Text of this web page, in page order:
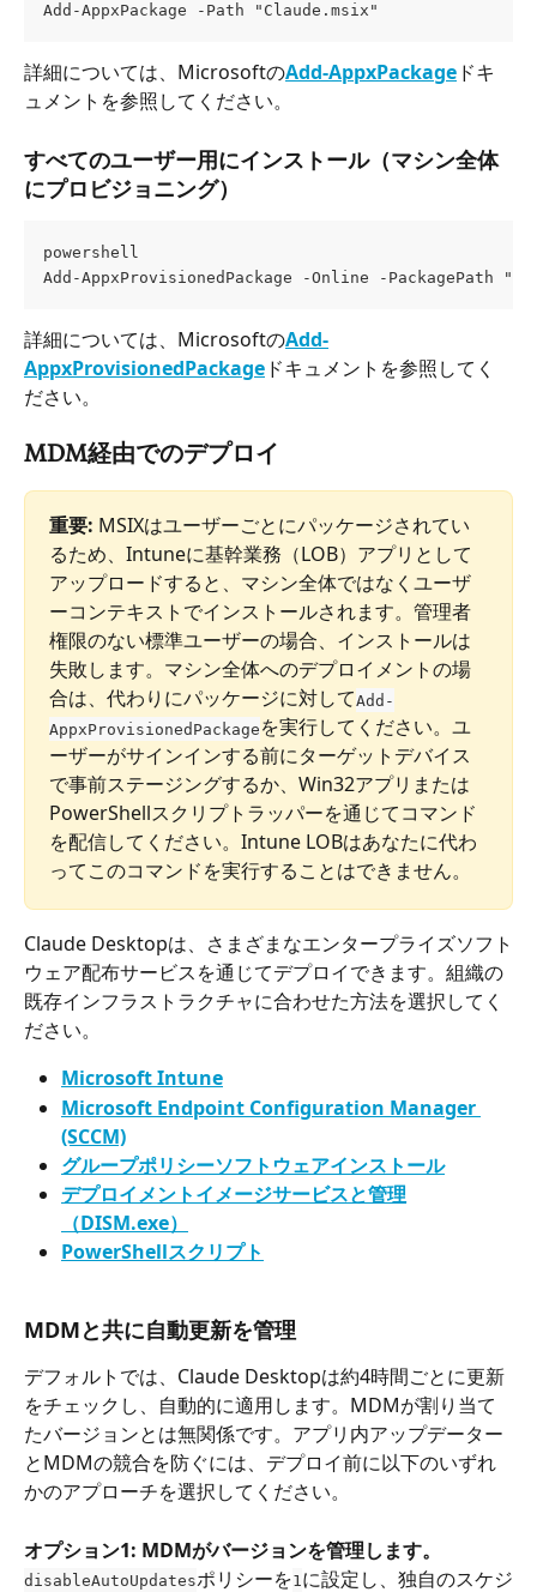
Add-AppxPackage -Path "Claude.msix"
詳細については、MicrosoftのAdd-AppxPackage ドキ
ュメントを参照してください。
すべてのユーザー用にインストール（マシン全体
にプロビジョニング）
powershell
Add-AppxProvisionedPackage -Online -PackagePath
詳細については、MicrosoftのAdd-
AppxProvisionedPackage ドキュメントを参照してく
ださい。
MDM経由でのデプロイ
重要: MSIXはユーザーごとにパッケージされてい
るため、Intuneに基幹業務（LOB）アプリとして
アップロードすると、マシン全体ではなくユーザ
ーコンテキストでインストールされます。管理者
権限のない標準ユーザーの場合、インストールは
失敗します。マシン全体へのデプロイメントの場
合は、代わりにパッケージに対してAdd-
AppxProvisionedPackage を実行してください。ユ
ーザーがサインインする前にターゲットデバイス
で事前ステージングするか、Win32アプリまたは
PowerShellスクリプトラッパーを通じてコマンド
を配信してください。Intune LOBはあなたに代わ
ってこのコマンドを実行することはできません。
Claude Desktopは、さまざまなエンタープライズソフト
ウェア配布サービスを通じてデプロイできます。組織の
既存インフラストラクチャに合わせた方法を選択してく
ださい。
Microsoft Intune
Microsoft Endpoint Configuration Manager
(SCCM)
グループポリシーソフトウェアインストール
デプロイメントイメージサービスと管理
（DISM.exe）
PowerShellスクリプト
MDMと共に自動更新を管理
デフォルトでは、Claude Desktopは約4時間ごとに更新
をチェックし、自動的に適用します。MDMが割り当て
たバージョンとは無関係です。アプリ内アップデーター
とMDMの競合を防ぐには、デプロイ前に以下のいずれ
かのアプローチを選択してください。
オプション1: MDMがバージョンを管理します。
disableAutoUpdatesポリシーを1 に設定し、独自のスケジ